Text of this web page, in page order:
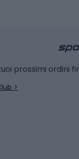
Pesca al
Pesca a
prossimi ordini
>